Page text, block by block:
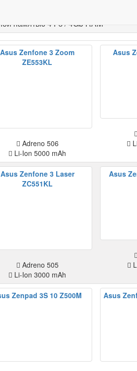
памятью 4 Гб / 4Gb RAM
Asus Zenfone 3 Zoom
ZE553KL
Adreno 506
Li-Ion 5000 mAh
Asus
Asus Zenfone 3 Laser
ZC551KL
Adreno 505
Li-Ion 3000 mAh
Asus
Zenpad 3S 10 Z500M Asus